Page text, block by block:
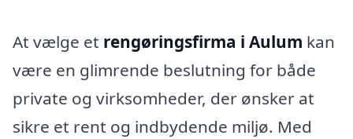
At vælge et rengøringsfirma i Aulum kan
være en glimrende beslutning for både
private og virksomheder, der ønsker at
sikre et rent og indbydende miljø. Med